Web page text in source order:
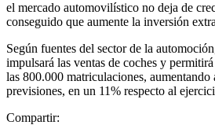
el mercado automovilístico no deja de
conseguido que aumente la inversión
Según fuentes del sector de la
impulsará las ventas de coches y
las 800.000 matriculaciones, aumentando
previsiones, en un 11% respecto al
Compartir: